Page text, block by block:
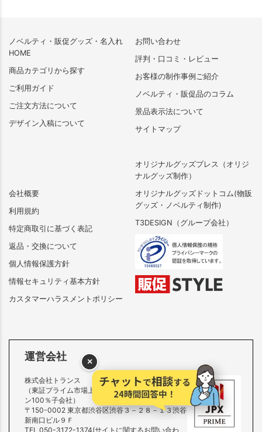
ノベルティ・販促グッズ・名入れ
HOME
商品カテゴリから探す
ご利用ガイド
ご注文方法について
デザイン入稿について
会社概要
利用規約
特定商取引に基づく表記
返品・交換について
個人情報保護方針
情報セキュリティ基本方針
カスタマーハラスメントポリシー
お問い合わせ
評判・口コミ・レビュー
お客様の制作事例ご紹介
ノベルティ・販促品のコラム
景品表示法について
サイトマップ
オリジナルグッズプレス（オリジ
ナルグッズ制作）
オリジナルグッズドットコム(物販
グッズ・ノベルティ制作)
T3DESIGN（グループ会社）
運営会社
株式会社トランス
（東証プライム市場上場 株式会社トランザクショ
ン100％子会社）
〒150-0002 東京都渋谷区渋谷３－２８－１３渋谷
新南口ビル９Ｆ
TEL 050-3172-1374(サイトに関するお問い合わ
×